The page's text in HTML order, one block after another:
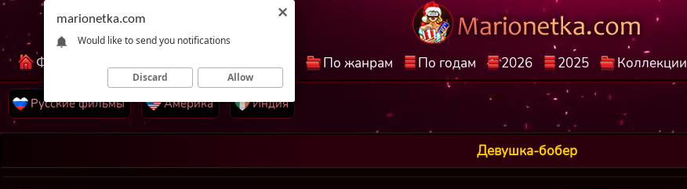
Фильмы КиноНетка Лучшие фильмы По жанрам По годам 2026 2025 Коллекции
Русские фильмы Америка Индия
Девушка-бобер
marionetka.com
Would like to send you notifications
Discard Allow